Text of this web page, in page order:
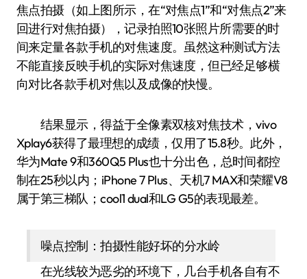
焦点拍摄（如上图所示，在“对焦点1”和“对焦点2”来
回进行对焦拍摄），记录拍照10张照片所需要的时
间来定量各款手机的对焦速度。虽然这种测试方法
不能直接反映手机的实际对焦速度，但已经足够横
向对比各款手机对焦以及成像的快慢。
结果显示，得益于全像素双核对焦技术，vivo
Xplay6获得了最理想的成绩，仅用了15.8秒。此外，
华为Mate 9和360Q5 Plus也十分出色，总时间都控
制在25秒以内；iPhone 7 Plus、天机7 MAX和荣耀V8
属于第三梯队；cool1 dual和LG G5的表现最差。
噪点控制：拍摄性能好坏的分水岭
在光线较为恶劣的环境下，几台手机各自有不